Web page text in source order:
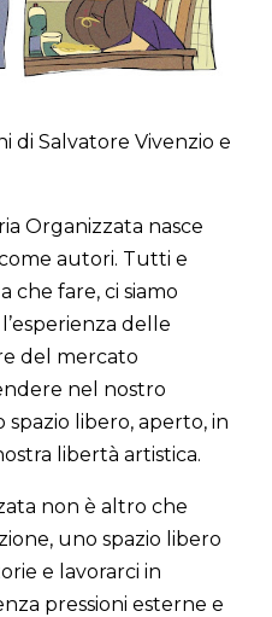
di Salvatore Vivenzio e
Organizzata nasce
autori. Tutti e
che fare, ci siamo
delle
del mercato
nel nostro
spazio libero, aperto, in
libertà artistica.
non è altro che
uno spazio libero
e lavorarci in
pressioni esterne e